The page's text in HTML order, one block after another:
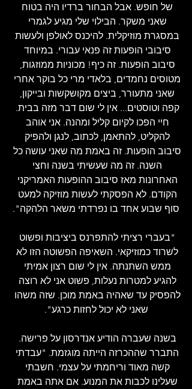
של חופש. אבל הבחור ברדיו היה בטוח
שאני משקר. הבילוי שלי מגיע לגמרי
במסגרת מוזיקלית. להיכנס לאולפן ולעשות
סיבובי הופעות זה פנאי עבורי. במיוחד
סיבוב הופעות. זה כיף! מכוניות ממוזגות,
מטוסים נחמדים, בלאדי מרי כל בוקר אחרי
שאני מתעורר, ביצים מקושקשות ובייקון,
קפה וטוסטים... אין לי שום דבר מזה בבית.
חיי הפכו לקיום קליל ומהנה. אני אוהב
להקליט, להתאמן, לכתוב, לנגן ולהפיק
סיבוב הופעות. זה באמת מה שאני עושה כל
השנה. זה מה שעשיתי בשנה וחצי
האחרונות מאז סיבוב ההופעות האמריקני
הקודם. לא הפסקתי לעשות מוזיקה למעט
סוף שבוע אחד בו נפרדתי משאר הלהקה".
"בעברי רציתי להתפרנס ביציבות ופשוט
לשרוד כמוזיקאי. השאיפה הפשוטה הזו לא
ממש השתנתה. אין לי שום רצון אמיתי
להגיע למטרות נעלות, פשוט אני לא רוצה
להפסיק עד שאהיה באמת מוכן. שזה משהו
שאני לא יכול לחזות כרגע".
בשנה שעברה הודיע אנדרסון על פרישה.
התברר שההכרזה הייתה מוגזמת. "עבדתי
קשה מאוד וריחמתי על עצמי. חשבתי
שעלינו לכבות את המנוע. אם אתה באמת